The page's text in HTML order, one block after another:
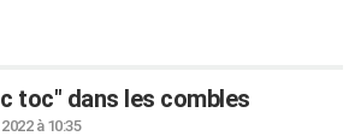
toc" dans les combles
à 10:35